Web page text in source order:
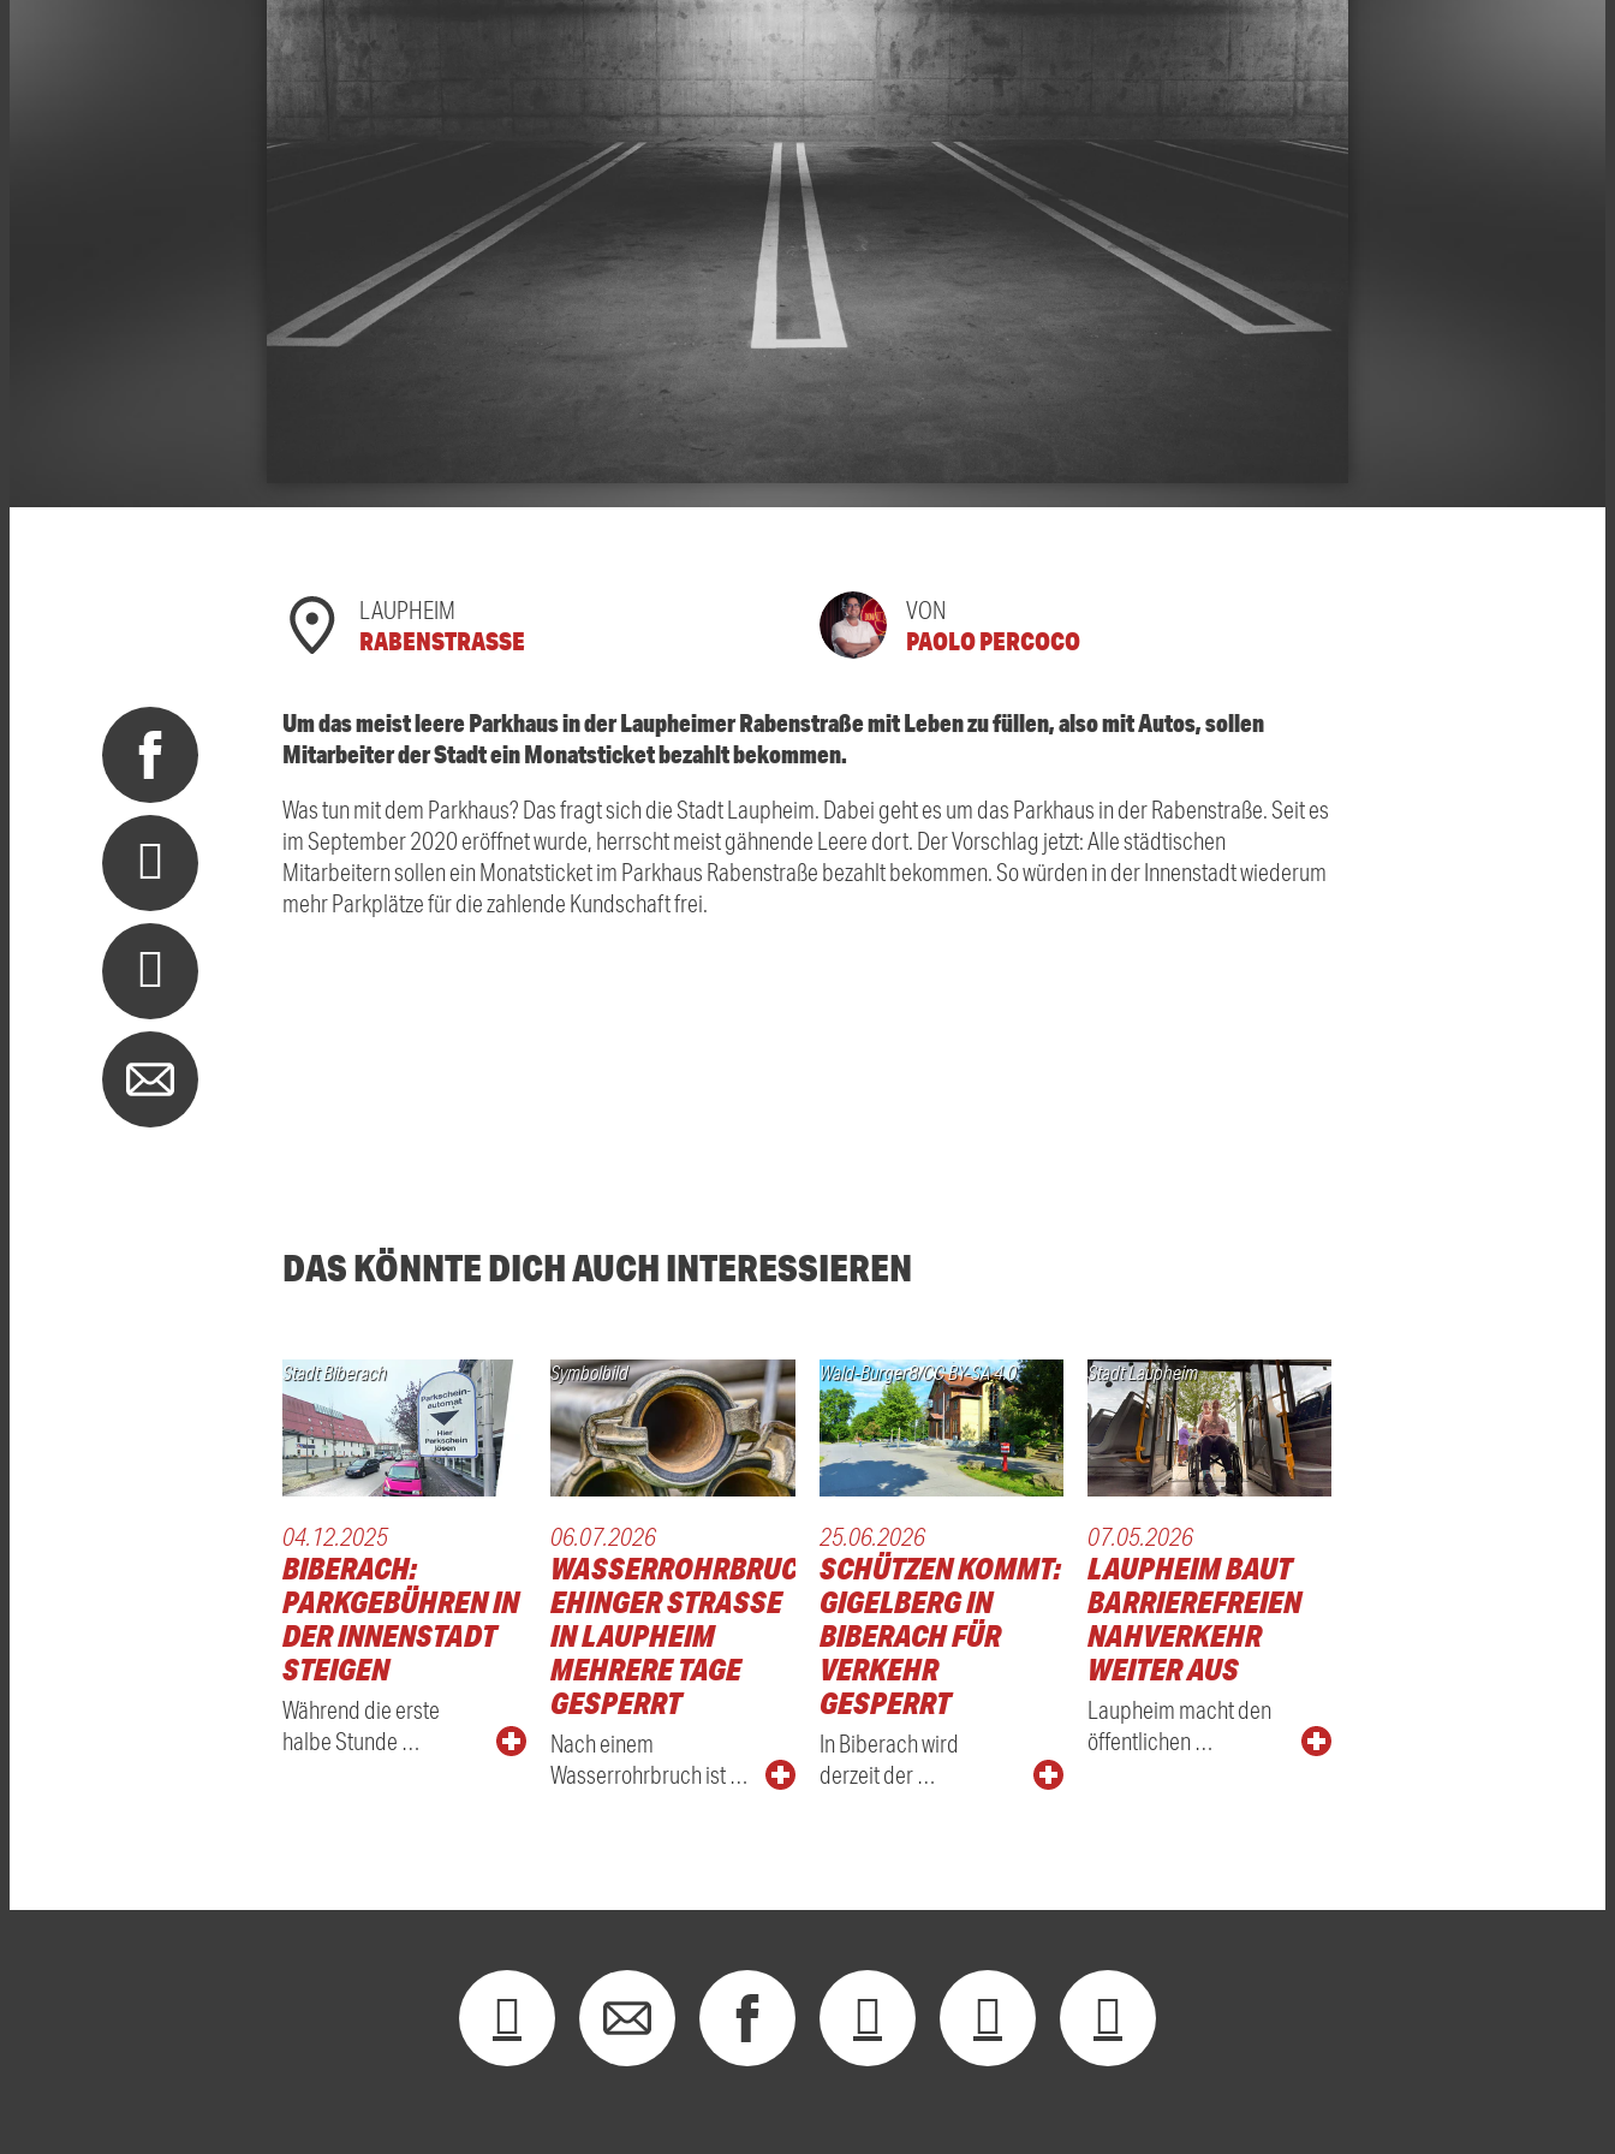
LAUPHEIM
RABENSTRASSE
VON
PAOLO PERCOCO
Um das meist leere Parkhaus in der Laupheimer Rabenstraße mit Leben zu füllen, also mit Autos, sollen
Mitarbeiter der Stadt ein Monatsticket bezahlt bekommen.
Was tun mit dem Parkhaus? Das fragt sich die Stadt Laupheim. Dabei geht es um das Parkhaus in der Rabenstraße. Seit es
im September 2020 eröffnet wurde, herrscht meist gähnende Leere dort. Der Vorschlag jetzt: Alle städtischen
Mitarbeitern sollen ein Monatsticket im Parkhaus Rabenstraße bezahlt bekommen. So würden in der Innenstadt wiederum
mehr Parkplätze für die zahlende Kundschaft frei.
DAS KÖNNTE DICH AUCH INTERESSIEREN
Stadt Biberach
04.12.2025
BIBERACH:
PARKGEBÜHREN IN
DER INNENSTADT
STEIGEN
Während die erste
halbe Stunde …
Symbolbild
06.07.2026
WASSERROHRBRUCH:
EHINGER STRASSE I
N LAUPHEIM M
EHRERE TAGE G
ESPERRT
Nach einem
Wasserrohrbruch ist …
Wald-Burger8/CC BY-SA 4.0
25.06.2026
SCHÜTZEN KOMMT:
GIGELBERG IN
BIBERACH FÜR
VERKEHR
GESPERRT
In Biberach wird
derzeit der …
Stadt Laupheim
07.05.2026
LAUPHEIM BAUT
BARRIEREFREIEN
NAHVERKEHR
WEITER AUS
Laupheim macht den
öffentlichen …